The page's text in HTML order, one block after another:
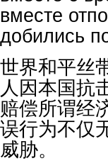
вместе
добились
世界和平丝
人因本国抗
赔偿所谓经
误行为不仅
威胁。